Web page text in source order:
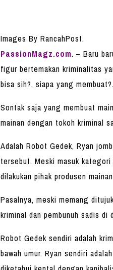
Images By RancahPost.
PassionMagz.com. – Baru
figur bertemakan kriminalitas
bisa sih?, siapa yang membuat?.
Sontak saja yang membuat
mainan dengan tokoh kriminal
Adalah Robot Gedek, Ryan
tersebut. Meski masuk
dilakukan pihak produsen
Pasalnya, meski memang
kriminal dan pembunuh sadis
Robot Gedek sendiri adalah
bawah umur. Ryan sendiri